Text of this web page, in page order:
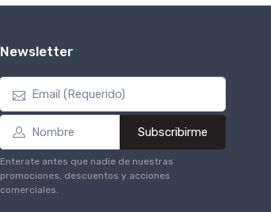
Newsletter
Subscribirme
Enterate antes que nadie de nuestras
promociones, descuentos y acciones
comerciales.